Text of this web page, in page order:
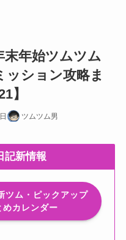
末年始ツムツム
ッション攻略ま
】
ツムツム男
記新情報
ツム・ピックアップ
めカレンダー